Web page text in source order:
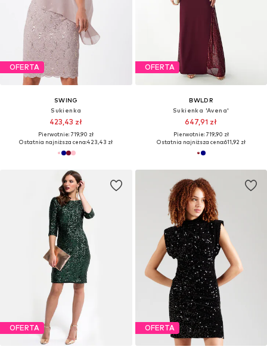
OFERTA
SWING
Sukienka
423,43 zł
Pierwotnie: 719,90 zł
Ostatnia najniższa cena:423,43 zł
OFERTA
BWLDR
Sukienka 'Avena'
647,91 zł
Pierwotnie: 719,90 zł
Ostatnia najniższa cena:611,92 zł
OFERTA OFERTA